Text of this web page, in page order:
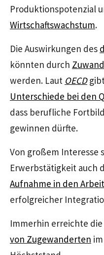
Produktionspotenzial
Wirtschaftswachstum.
Die Auswirkungen des
könnten durch
werden. Laut OECD
Unterschiede bei den
dass berufliche
gewinnen dürfte.
Von großem Interesse
Erwerbstätigkeit auch
Aufnahme in den
erfolgreicher
Immerhin erreichte die
von Zugewanderten